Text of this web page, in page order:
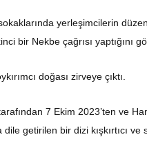
yerleşimcilerin
bir Nekbe çağrısı yaptığını
doğası zirveye çıktı.
7 Ekim 2023’ten ve
getirilen bir dizi kışkırtıcı ve